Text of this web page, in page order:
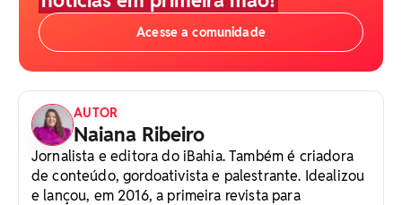
Acesse a comunidade
AUTOR
Naiana Ribeiro
Jornalista e editora do iBahia. Também é criadora
de conteúdo, gordoativista e palestrante. Idealizou
e lançou, em 2016, a primeira revista para